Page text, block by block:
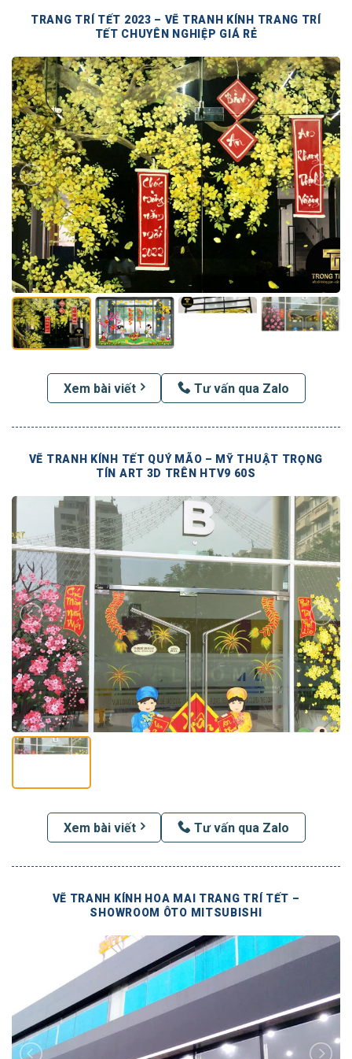
TRANG TRÍ TẾT 2023 – VẼ TRANH KÍNH TRANG TRÍ
TẾT CHUYÊN NGHIỆP GIÁ RẺ
Xem bài viết Tư vấn qua Zalo
VẼ TRANH KÍNH TẾT QUÝ MÃO – MỸ THUẬT TRỌNG
TÍN ART 3D TRÊN HTV9 60S
Xem bài viết Tư vấn qua Zalo
VẼ TRANH KÍNH HOA MAI TRANG TRÍ TẾT –
SHOWROOM ÔTO MITSUBISHI